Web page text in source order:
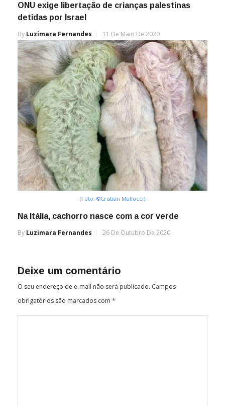
ONU exige libertação de crianças palestinas
detidas por Israel
By Luzimara Fernandes 11 De Maio De 2020
(Foto: ©Cristian Mallocci)
Na Itália, cachorro nasce com a cor verde
By Luzimara Fernandes 26 De Outubro De 2020
Deixe um comentário
O seu endereço de e-mail não será publicado. Campos
obrigatórios são marcados com *